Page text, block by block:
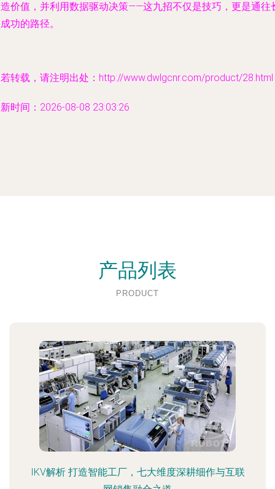
价值，并利用数据驱动决策——这九招不仅是技巧，更是通往
功的路径。
转载，请注明出处：http://www.dwlgcnr.com/product/28.html
时间：2026-08-08 23:03:26
产品列表
PRODUCT
IKV解析 打造智能工厂，七大维度深耕细作与互联